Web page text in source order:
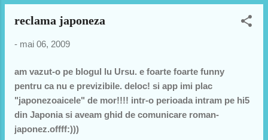
reclama japoneza
- mai 06, 2009
am vazut-o pe blogul lu Ursu. e foarte foarte funny
pentru ca nu e previzibile. deloc! si app imi plac
"japonezoaicele" de mor!!!! intr-o perioada intram pe hi5
din Japonia si aveam ghid de comunicare roman-
japonez.offff:)))